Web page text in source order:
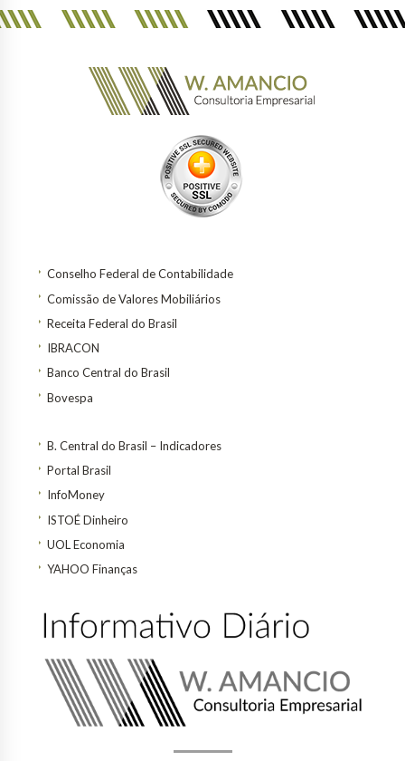
Conselho Federal de Contabilidade
Comissão de Valores Mobiliários
Receita Federal do Brasil
IBRACON
Banco Central do Brasil
Bovespa
B. Central do Brasil – Indicadores
Portal Brasil
InfoMoney
ISTOÉ Dinheiro
UOL Economia
YAHOO Finanças